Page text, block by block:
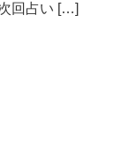
回占い […]